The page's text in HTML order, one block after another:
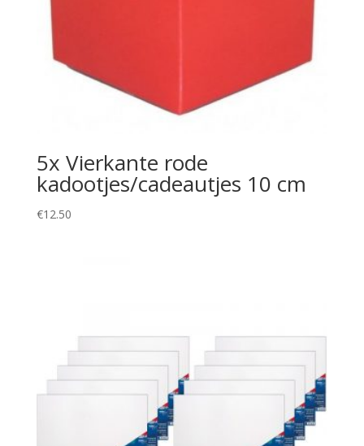
5x Vierkante rode
kadootjes/cadeautjes 10 cm
€12.50